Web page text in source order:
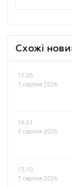
Схожі
17.05
7 серпня 2026
16.01
7 серпня 2026
15.10
7 серпня 2026